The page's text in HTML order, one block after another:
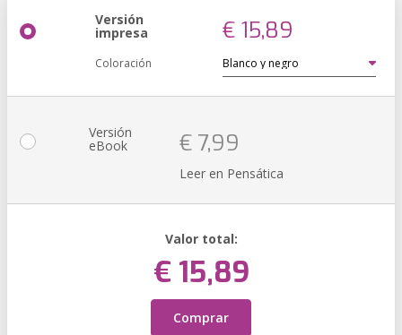
Versión
impresa € 15,89
Coloración
Versión
eBook € 7,99
Leer en Pensática
Valor total:
€ 15,89
Comprar